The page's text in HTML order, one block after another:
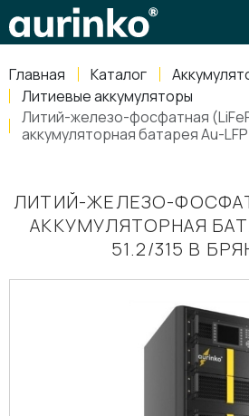
Главная Каталог
Литиевые аккумуляторы
Литий-железо-фосфатная
аккумуляторная батарея Au-
ЛИТИЙ-ЖЕЛЕЗО-
АККУМУЛЯТОРНАЯ
51.2/315 В
Россия, Свердловская область
8-800-770-79-40